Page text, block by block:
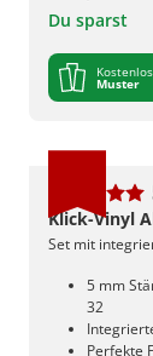
Du sparst
Muster
Klick-Vinyl
Set mit
5 mm
32
Perfekte